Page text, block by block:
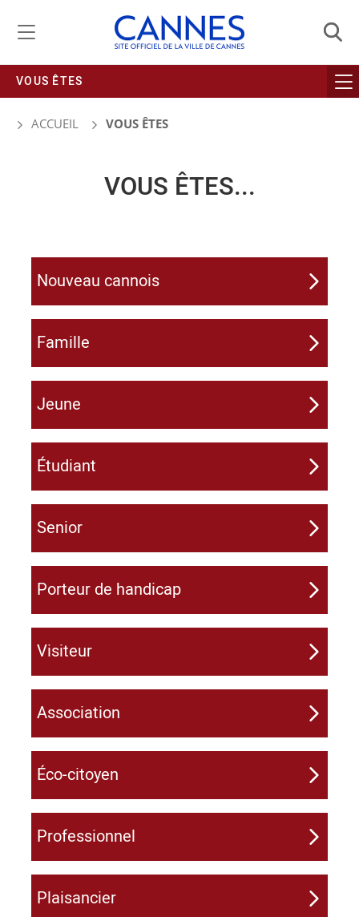
VOUS ÊTES
ACCUEIL VOUS ÊTES
VOUS ÊTES...
Nouveau cannois
Famille
Jeune
Étudiant
Senior
Porteur de handicap
Visiteur
Association
Éco-citoyen
Professionnel
Plaisancier